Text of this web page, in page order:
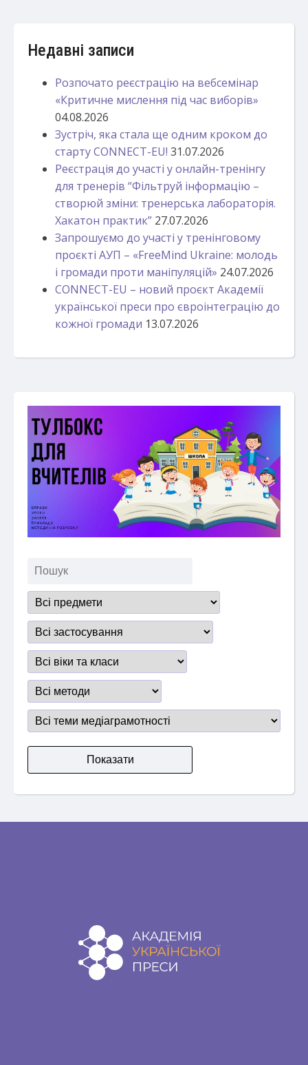
Недавні записи
Розпочато реєстрацію на вебсемінар
«Критичне мислення під час виборів»
04.08.2026
Зустріч, яка стала ще одним кроком до
старту CONNECT-EU! 31.07.2026
Реєстрація до участі у онлайн-тренінгу
для тренерів “Фільтруй інформацію –
створюй зміни: тренерська лабораторія.
Хакатон практик” 27.07.2026
Запрошуємо до участі у тренінговому
проєкті АУП – «FreeMind Ukraine: молодь
і громади проти маніпуляцій» 24.07.2026
CONNECT-EU – новий проєкт Академії
української преси про євроінтеграцію до
кожної громади 13.07.2026